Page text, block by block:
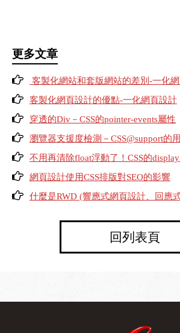
更多文章
客製化網站和套版網站的差別-一化
客製化網頁設計的優點-一化網頁設計
穿透的Div－CSS的pointer-events屬性
瀏覽器支援度檢測－CSS@support的
不用再清除float浮動了！CSS的
網頁設計使用CSS排版對SEO的影響
什麼是RWD (響應式網頁設計、回應
回列表頁